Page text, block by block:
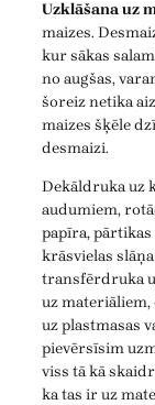
Uzklāšana uz
maizes.
kur sākas
no augšas,
šoreiz netika
maizes šķēle
desmaizi.
Dekāldruka uz
audumiem,
papīra,
krāsvielas
transfērdruka
uz
uz plastmasas
pievērsīsim
viss tā kā
ka tas ir uz